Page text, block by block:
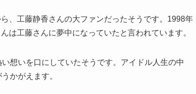
、工藤静香さんの大ファンだったそうです。1998年
は工藤さんに夢中になっていたと言われています。
想いを口にしていたそうです。アイドル人生の中
かがえます。